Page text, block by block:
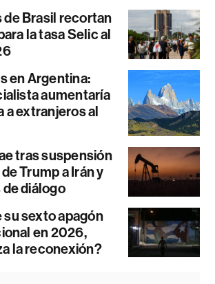
Brasil recortan
la tasa Selic al
en Argentina:
aumentaría
a extranjeros al
tras suspensión
Trump a Irán y
diálogo
su sexto apagón
en 2026,
la reconexión?